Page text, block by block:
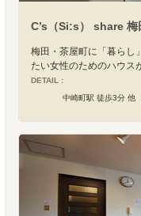
C’s（Si:s） share 梅
梅田・茶屋町に「暮らし
たい女性のためのハウス
DETAIL :
中崎町駅 徒歩3分 他